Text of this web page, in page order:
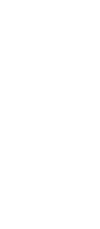
Las marca
Centro de Málaga: La
Moreno pide
incendio de Niebla, que
340 personas más
Niebla, que mantiene a
Italia responde ante
El Sevilla se desinfla
Tensión en la prisión
Málaga contabiliza